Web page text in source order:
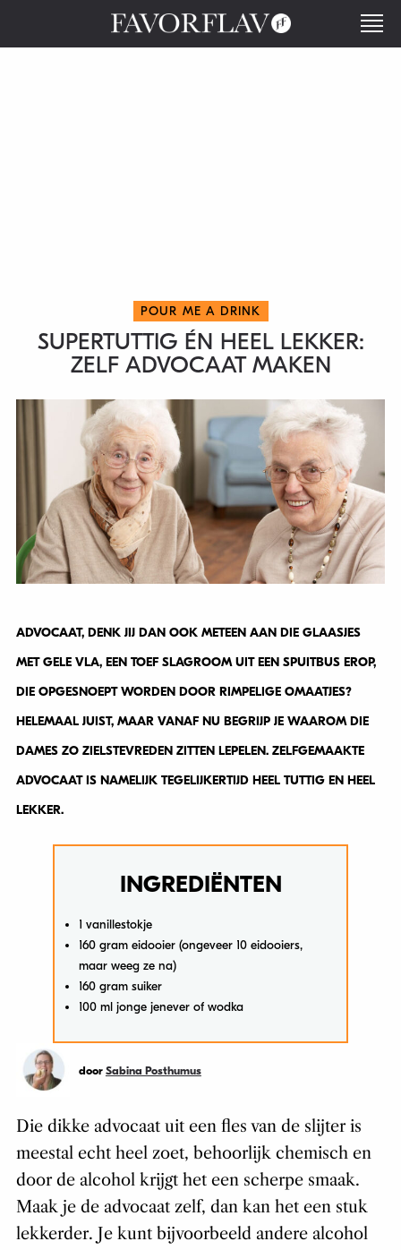
POUR ME A DRINK
SUPERTUTTIG ÉN HEEL LEKKER:
ZELF ADVOCAAT MAKEN
ADVOCAAT, DENK JIJ DAN OOK METEEN AAN DIE GLAASJES
MET GELE VLA, EEN TOEF SLAGROOM UIT EEN SPUITBUS EROP,
DIE OPGESNOEPT WORDEN DOOR RIMPELIGE OMAATJES?
HELEMAAL JUIST, MAAR VANAF NU BEGRIJP JE WAAROM DIE
DAMES ZO ZIELSTEVREDEN ZITTEN LEPELEN. ZELFGEMAAKTE
ADVOCAAT IS NAMELIJK TEGELIJKERTIJD HEEL TUTTIG EN HEEL
LEKKER.
INGREDIËNTEN
1 vanillestokje
160 gram eidooier (ongeveer 10 eidooiers,
maar weeg ze na)
160 gram suiker
100 ml jonge jenever of wodka
door Sabina Posthumus
Die dikke advocaat uit een fles van de slijter is
meestal echt heel zoet, behoorlijk chemisch en
door de alcohol krijgt het een scherpe smaak.
Maak je de advocaat zelf, dan kan het een stuk
lekkerder. Je kunt bijvoorbeeld andere alcohol